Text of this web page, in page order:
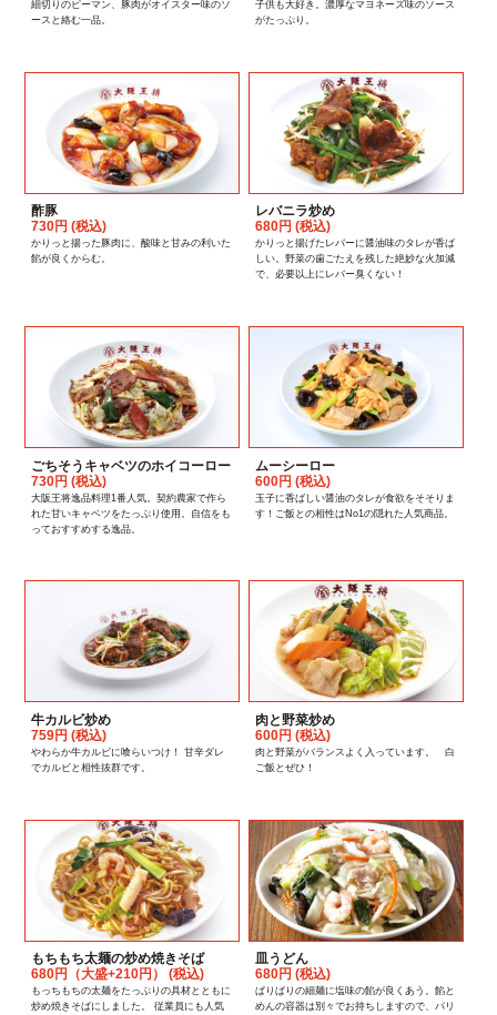
細切りのピーマン、豚肉がオイスター味のソ
ースと絡む一品。
子供も大好き。濃厚なマヨネーズ味のソース
がたっぷり。
酢豚
730円 (税込)
かりっと揚った豚肉に、酸味と甘みの利いた
餡が良くからむ。
レバニラ炒め
680円 (税込)
かりっと揚げたレバーに醤油味のタレが香ば
しい。野菜の歯ごたえを残した絶妙な火加減
で、必要以上にレバー臭くない！
ごちそうキャベツのホイコーロー
730円 (税込)
大阪王将逸品料理1番人気。契約農家で作ら
れた甘いキャベツをたっぷり使用。自信をも
っておすすめする逸品。
ムーシーロー
600円 (税込)
玉子に香ばしい醤油のタレが食欲をそそりま
す！ご飯との相性はNo1の隠れた人気商品。
牛カルビ炒め
759円 (税込)
やわらか牛カルビに喰らいつけ！ 甘辛ダレ
でカルビと相性抜群です。
肉と野菜炒め
600円 (税込)
肉と野菜がバランスよく入っています。 白
ご飯とぜひ！
もちもち太麺の炒め焼きそば
680円（大盛+210円） (税込)
もっちもちの太麺をたっぷりの具材とともに
炒め焼きそばにしました。 従業員にも人気
皿うどん
680円 (税込)
ぱりぱりの細麺に塩味の餡が良くあう。餡と
めんの容器は別々でお持ちしますので、パリ